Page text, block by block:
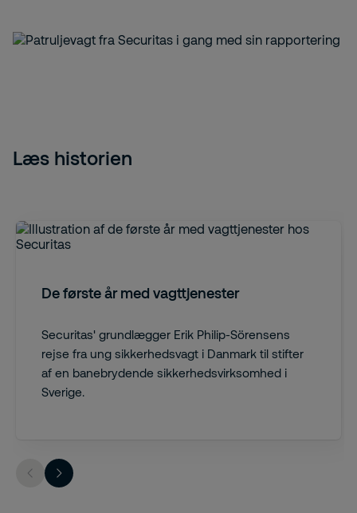
Læs historien
De første år med vagttjenester
Securitas' grundlægger Erik Philip-Sörensens
rejse fra ung sikkerhedsvagt i Danmark til stifter
af en banebrydende sikkerhedsvirksomhed i
Sverige.